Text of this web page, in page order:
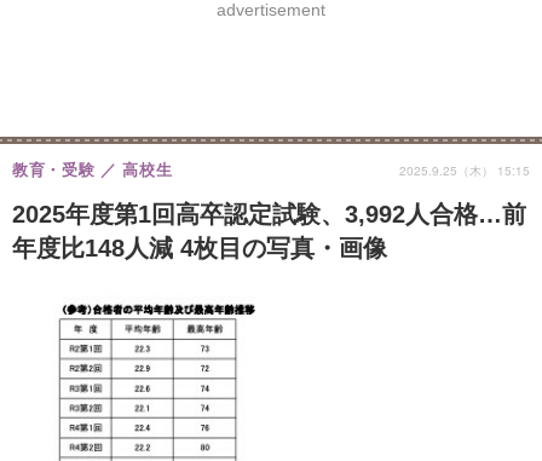
8月開催学校説明会・相談会
advertisement
2025年度第1回高卒認定試験、3,992人合格…前
年度比148人減 4枚目の写真・画像
教育・受験 高校生 2025.9.25（木） 15:15